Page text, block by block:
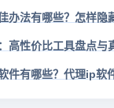
办法有哪些？怎样隐
高性价比工具盘点与
件有哪些？代理ip软